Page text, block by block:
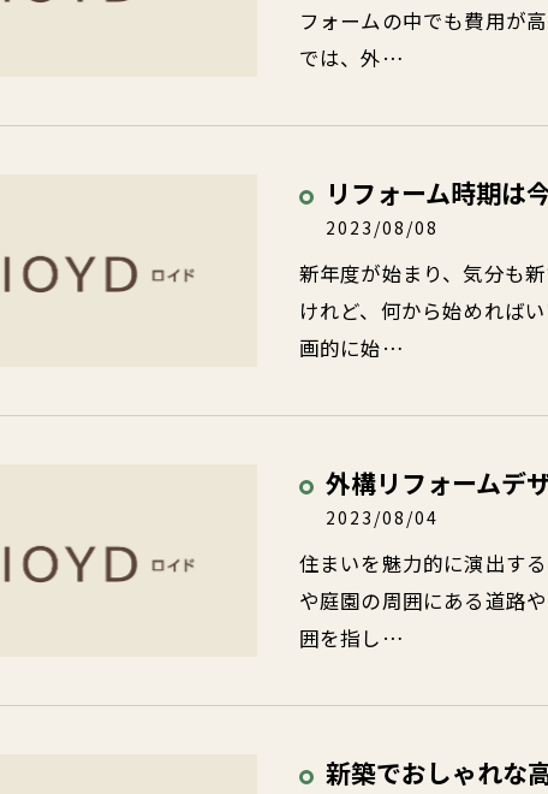
フォームの中でも費用が
では、外…
リフォーム時期は
2023/08/08
新年度が始まり、気分も
けれど、何から始めれば
画的に始…
外構リフォームデ
2023/08/04
住まいを魅力的に演出す
や庭園の周囲にある道路
囲を指し…
新築でおしゃれな